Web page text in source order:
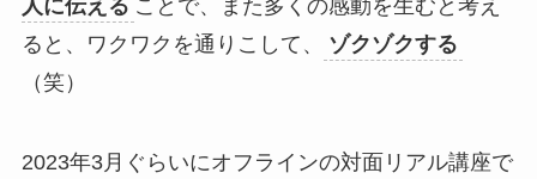
人に伝える ことで、また多くの感動を生むと考え
ると、ワクワクを通りこして、
ゾクゾクする
（笑）
2023年3月ぐらいにオフラインの対面リアル講座で